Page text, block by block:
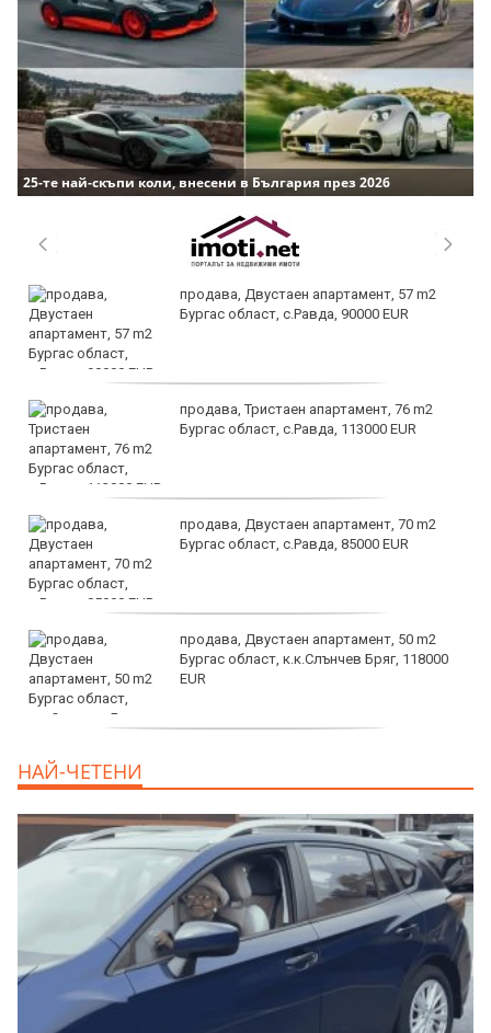
25-те най-скъпи коли, внесени в България през 2026
продава, Двустаен апартамент, 57 m2
Бургас област, с.Равда, 90000 EUR
продава, Тристаен апартамент, 76 m2
Бургас област, с.Равда, 113000 EUR
продава, Двустаен апартамент, 70 m2
Бургас област, с.Равда, 85000 EUR
продава, Двустаен апартамент, 50 m2
Бургас област, к.к.Слънчев Бряг, 118000
EUR
НАЙ-ЧЕТЕНИ